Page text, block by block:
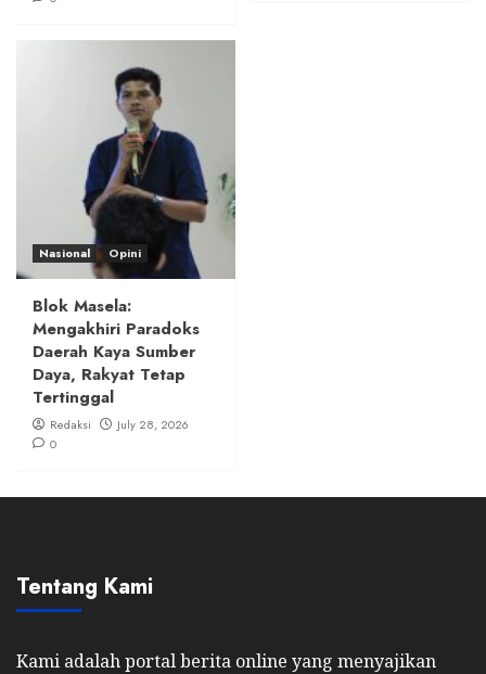
Nasional Opini
Blok Masela:
Mengakhiri Paradoks
Daerah Kaya Sumber
Daya, Rakyat Tetap
Tertinggal
Redaksi
July 28, 2026
0
Tentang Kami
Kami adalah portal berita online yang menyajikan